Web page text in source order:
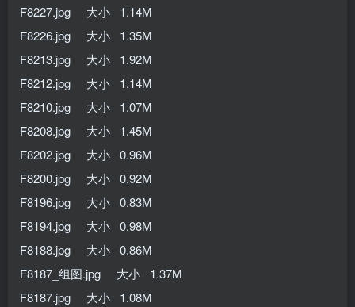
F8227.jpg 大小 1.14M
F8226.jpg 大小 1.35M
F8213.jpg 大小 1.92M
F8212.jpg 大小 1.14M
F8210.jpg 大小 1.07M
F8208.jpg 大小 1.45M
F8202.jpg 大小 0.96M
F8200.jpg 大小 0.92M
F8196.jpg 大小 0.83M
F8194.jpg 大小 0.98M
F8188.jpg 大小 0.86M
F8187_组图.jpg 大小 1.37M
F8187.jpg 大小 1.08M